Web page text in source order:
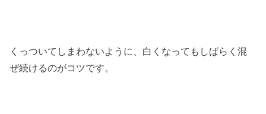
くっついてしまわないように、白くなってもしばらく混
ぜ続けるのがコツです。